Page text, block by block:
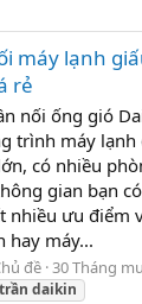
máy lạnh
rẻ
nối ống gió
trình máy
có nhiều
gian bạn
nhiều ưu điểm
hay máy...
đề 30 Tháng
trần daikin